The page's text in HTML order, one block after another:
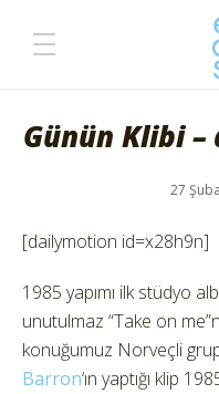
Günün Klibi
27
[dailymotion id=x28h9n]
1985 yapımı ilk stüdyo
unutulmaz “Take on
konuğumuz Norveçli
Barron‘ın yaptığı klip